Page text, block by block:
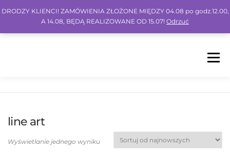
Menu
PIN
line art
Wyświetlanie jednego wyniku
DRODZY KLIENCI! ZAMÓWIENIA ZŁOŻONE MIĘDZY 04.08 po godz.12.00,
A 14.08, BĘDĄ REALIZOWANE OD 15.07! Odrzuć